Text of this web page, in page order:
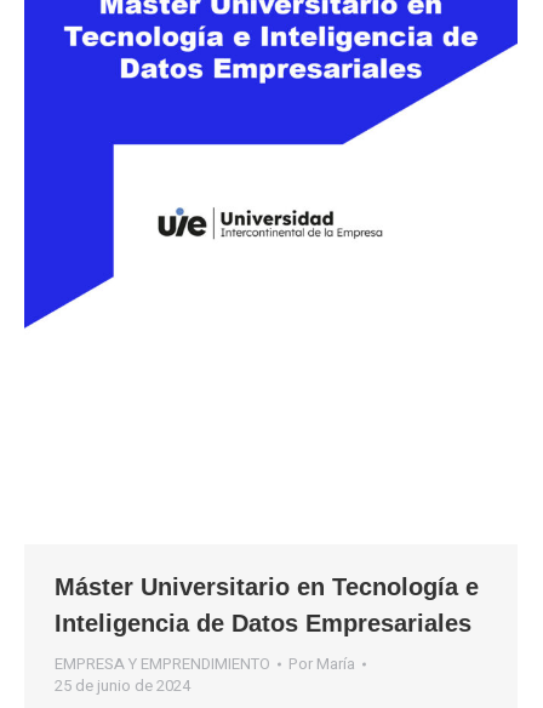
Máster Universitario en Tecnología e
Inteligencia de Datos Empresariales
EMPRESA Y EMPRENDIMIENTO Por María
25 de junio de 2024